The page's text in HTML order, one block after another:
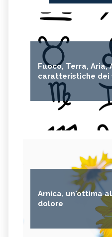
Fuoco, Terra, Aria,
caratteristiche dei
Arnica, un'ottima
dolore